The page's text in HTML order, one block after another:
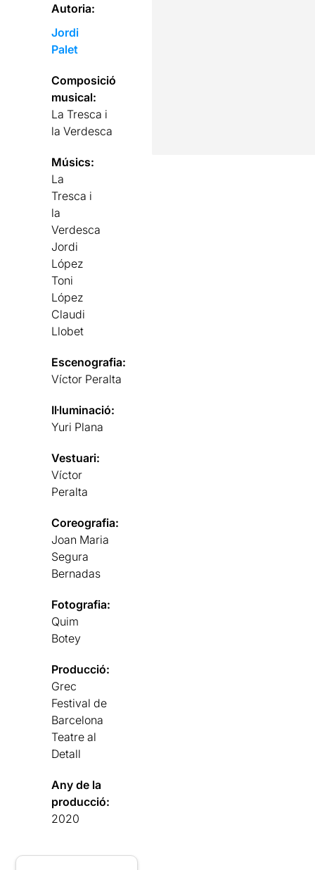
Autoria:
Jordi
Palet
Composició
musical:
La Tresca i
la Verdesca
Músics:
La
Tresca i
la
Verdesca
Jordi
López
Toni
López
Claudi
Llobet
Escenografia:
Víctor Peralta
Il·luminació:
Yuri Plana
Vestuari:
Víctor
Peralta
Coreografia:
Joan Maria
Segura
Bernadas
Fotografia:
Quim
Botey
Producció:
Grec
Festival de
Barcelona
Teatre al
Detall
Any de la
producció:
2020